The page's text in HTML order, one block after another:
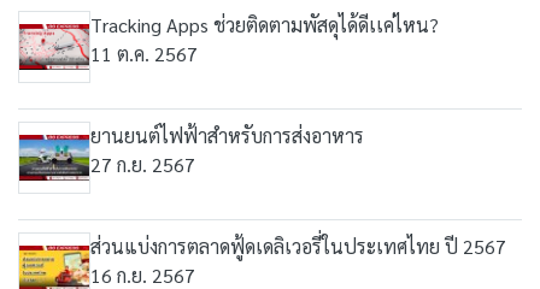
Tracking Apps ช่วยติดตามพัสดุได้ดีเเค่ไหน?
11 ต.ค. 2567
ยานยนต์ไฟฟ้าสำหรับการส่งอาหาร
27 ก.ย. 2567
ส่วนแบ่งการตลาดฟู้ดเดลิเวอรี่ในประเทศไทย ปี 2567
16 ก.ย. 2567